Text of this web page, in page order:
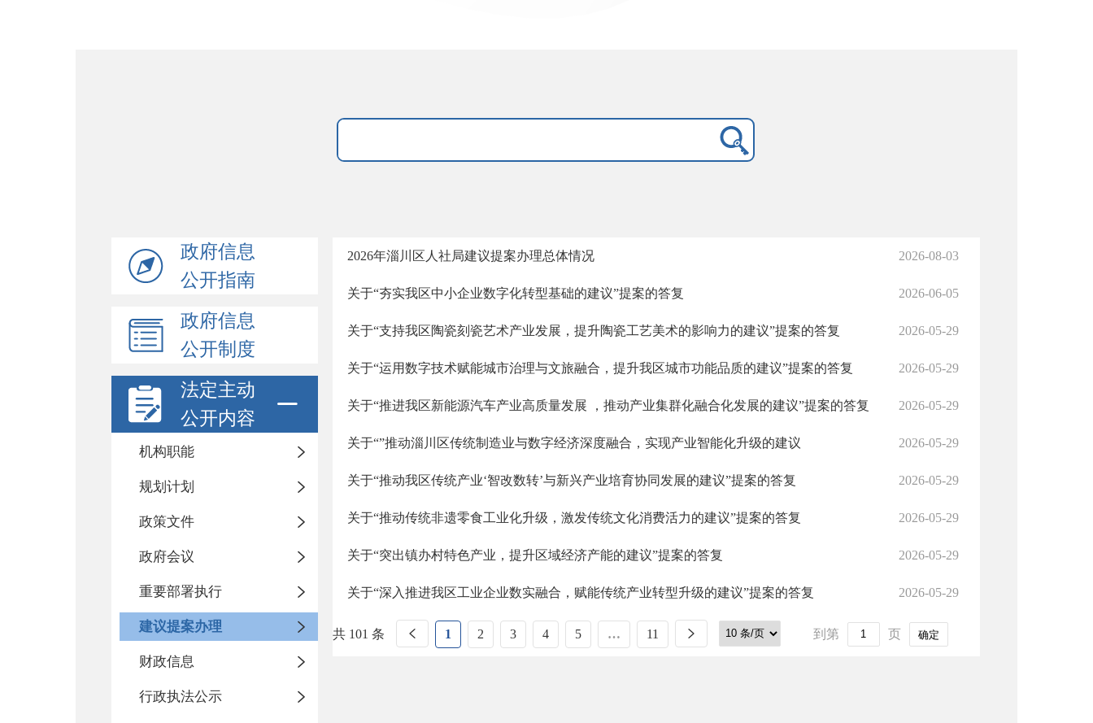
政府信息
公开指南
政府信息
公开制度
法定主动
公开内容
机构职能
规划计划
政策文件
政府会议
重要部署执行
建议提案办理
财政信息
行政执法公示
2026年淄川区人社局建议提案办理总体情况 2026-08-03
关于“夯实我区中小企业数字化转型基础的建议”提案的答复 2026-06-05
关于“支持我区陶瓷刻瓷艺术产业发展，提升陶瓷工艺美术的影响力的建议”提案的答复 2026-05-29
关于“运用数字技术赋能城市治理与文旅融合，提升我区城市功能品质的建议”提案的答复 2026-05-29
关于“推进我区新能源汽车产业高质量发展 ，推动产业集群化融合化发展的建议”提案的答复 2026-05-29
关于“”推动淄川区传统制造业与数字经济深度融合，实现产业智能化升级的建议 2026-05-29
关于“推动我区传统产业‘智改数转’与新兴产业培育协同发展的建议”提案的答复 2026-05-29
关于“推动传统非遗零食工业化升级，激发传统文化消费活力的建议”提案的答复 2026-05-29
关于“突出镇办村特色产业，提升区域经济产能的建议”提案的答复 2026-05-29
关于“深入推进我区工业企业数实融合，赋能传统产业转型升级的建议”提案的答复 2026-05-29
共 101 条 1 2 3 4 5 … 11 到第 页 确定